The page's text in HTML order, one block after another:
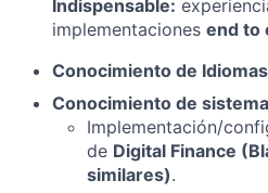
Indispensable:
implementaciones end to
Conocimiento de
Conocimiento de
Implementación/
de Digital Finance
similares).